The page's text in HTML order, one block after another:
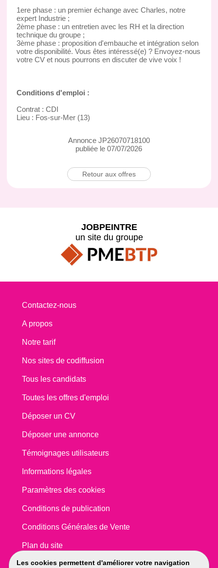
1ere phase : un premier échange avec Charles, notre
expert Industrie ;
2ème phase : un entretien avec les RH et la direction
technique du groupe ;
3ème phase : proposition d'embauche et intégration selon
votre disponibilité. Vous êtes intéressé(e) ? Envoyez-nous
votre CV et nous pourrons en discuter de vive voix !
Conditions d'emploi :
Contrat : CDI
Lieu : Fos-sur-Mer (13)
Annonce JP26070718100
publiée le 07/07/2026
Retour aux offres
Les cookies permettent d'améliorer votre navigation
JOBPEINTRE
un site du groupe
Contactez-nous
A propos
Notre tarif
Nos sites de codiffusion
Tous les candidats
Toutes les offres d'emploi
Déposer un CV
Déposer une annonce
Témoignages utilisateurs
Informations légales
Paramètres des cookies
Conditions de publication
Conditions Générales de Vente
Plan du site